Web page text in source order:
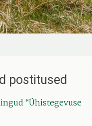
postitused
“Ühistegevuse